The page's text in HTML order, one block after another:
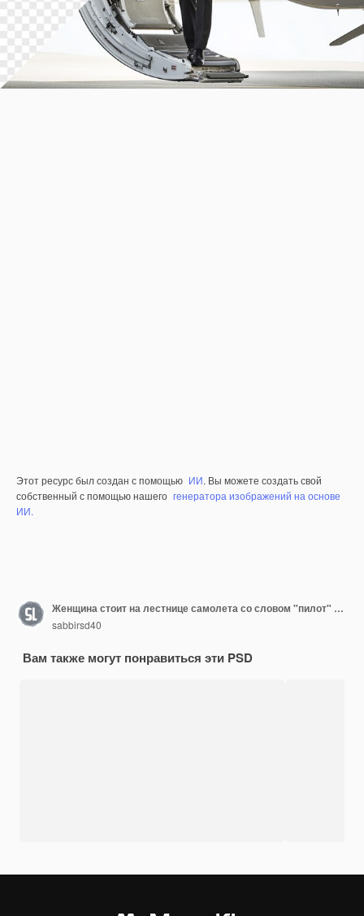
Этот ресурс был создан с помощью ИИ. Вы можете создать свой
собственный с помощью нашего генератора изображений на основе
ИИ.
Женщина стоит на лестнице самолета со словом "пилот" на нем.
sabbirsd40
Вам также могут понравиться эти PSD